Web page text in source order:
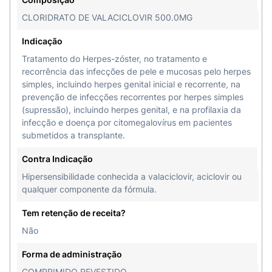
PARTIR DE 12 ANOS DE IDADE.
COMPOSIÇÃO:Cada comprimido de Valtrex 500
mg contém:cloridrato de valaciclovir
(equivalentes a 500 mg de valaciclovir)
................................................... 556 mgExcipientes*
............................................................... q.s.p.
celulose microcristalina, crospovidona,
polividona, estearato de magnésio, dióxido de
silício coloidal, hidroxipropilmetilcelulose, dióxido
de carnaúba.
ESTE MEDICAMENTO É INDICADO?
CLORIDRATO DE VALACICLOVIR 500.0MG
Indicação
Tratamento do Herpes-zóster, no tratamento e
recorrência das infecções de pele e mucosas pelo herpes
simples, incluindo herpes genital inicial e recorrente, na
prevenção de infecções recorrentes por herpes simples
(supressão), incluindo herpes genital, e na profilaxia da
infecção e doença por citomegalovírus em pacientes
submetidos a transplante.
Contra Indicação
Hipersensibilidade conhecida a valaciclovir, aciclovir ou
qualquer componente da fórmula.
Tem retenção de receita?
Não
Forma de administração